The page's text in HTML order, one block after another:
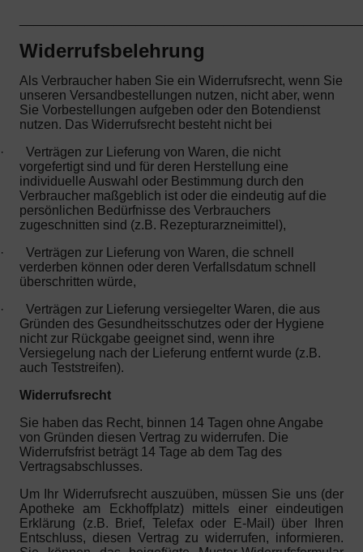
Widerrufsbelehrung
Als Verbraucher haben Sie ein Widerrufsrecht, wenn Sie
unseren Versandbestellungen nutzen, nicht aber, wenn
Sie Vorbestellungen aufgeben oder den Botendienst
nutzen. Das Widerrufsrecht besteht nicht bei
·
Verträgen zur Lieferung von Waren, die nicht
vorgefertigt sind und für deren Herstellung eine
individuelle Auswahl oder Bestimmung durch den
Verbraucher maßgeblich ist oder die eindeutig auf die
persönlichen Bedürfnisse des Verbrauchers
zugeschnitten sind (z.B. Rezepturarzneimittel),
·
Verträgen zur Lieferung von Waren, die schnell
verderben können oder deren Verfallsdatum schnell
überschritten würde,
·
Verträgen zur Lieferung versiegelter Waren, die aus
Gründen des Gesundheitsschutzes oder der Hygiene
nicht zur Rückgabe geeignet sind, wenn ihre
Versiegelung nach der Lieferung entfernt wurde (z.B.
auch Teststreifen).
Widerrufsrecht
Sie haben das Recht, binnen 14 Tagen ohne Angabe
von Gründen diesen Vertrag zu widerrufen. Die
Widerrufsfrist beträgt 14 Tage ab dem Tag des
Vertragsabschlusses.
Um Ihr Widerrufsrecht auszuüben, müssen Sie uns (der
Apotheke am Eckhoffplatz) mittels einer eindeutigen
Erklärung (z.B. Brief, Telefax oder E-Mail) über Ihren
Entschluss, diesen Vertrag zu widerrufen, informieren.